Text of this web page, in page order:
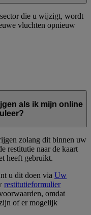
die u wijzigt, wordt
vluchten opnieuw
als ik mijn online
zolang dit binnen uw
restitutie naar de kaart
heeft gebruikt.
u dit doen via Uw
restitutieformulier
omdat
of er mogelijk